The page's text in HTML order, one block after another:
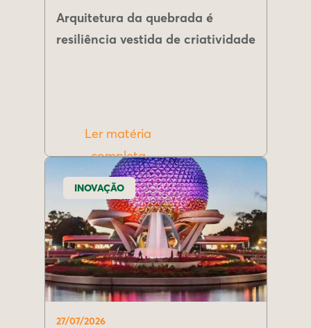
Arquitetura da quebrada é
resiliência vestida de criatividade
Ler matéria
completa
INOVAÇÃO
27/07/2026